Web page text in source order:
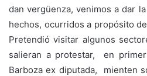
dan vergüenza, venimos a dar
hechos, ocurridos a propósito
Pretendió visitar algunos
salieran a protestar, en
Barboza ex diputada, mienten